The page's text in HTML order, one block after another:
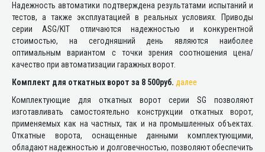
Надежность автоматики подтверждена результатами испытаний и
тестов, а также эксплуатацией в реальных условиях. Приводы
серии ASG/KIT отличаются надежностью и конкурентной
стоимостью, на сегодняшний день являются наиболее
оптимальным вариантом с точки зрения соотношения цена/
качество при автоматизации гаражных ворот.
Комплект для откатных ворот за 8 500руб. далее
Комплектующие для откатных ворот серии SG позволяют
изготавливать самостоятельно конструкции откатных ворот,
применяемых как на частных, так и на промышленных объектах.
Откатные ворота, оснащенные данными комплектующими,
обладают надежностью и долговечностью, позволяют обеспечить